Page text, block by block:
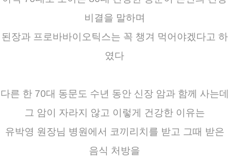
비결을 말하며
된장과 프로바바이오틱스는 꼭 챙겨 먹어야겠다고 하
였다
다른 한 70대 동문도 수년 동안 신장 암과 함께 사는데
그 암이 자라지 않고 이렇게 건강한 이유는
유박영 원장님 병원에서 코끼리치를 받고 그때 받은
음식 처방을